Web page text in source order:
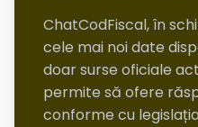
ChatCodFiscal, în
cele mai noi date
doar surse oficiale
permite să ofere
conforme cu